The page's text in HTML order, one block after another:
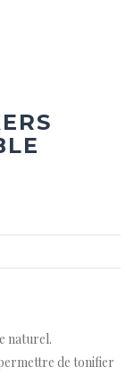
naturel.
de tonifier